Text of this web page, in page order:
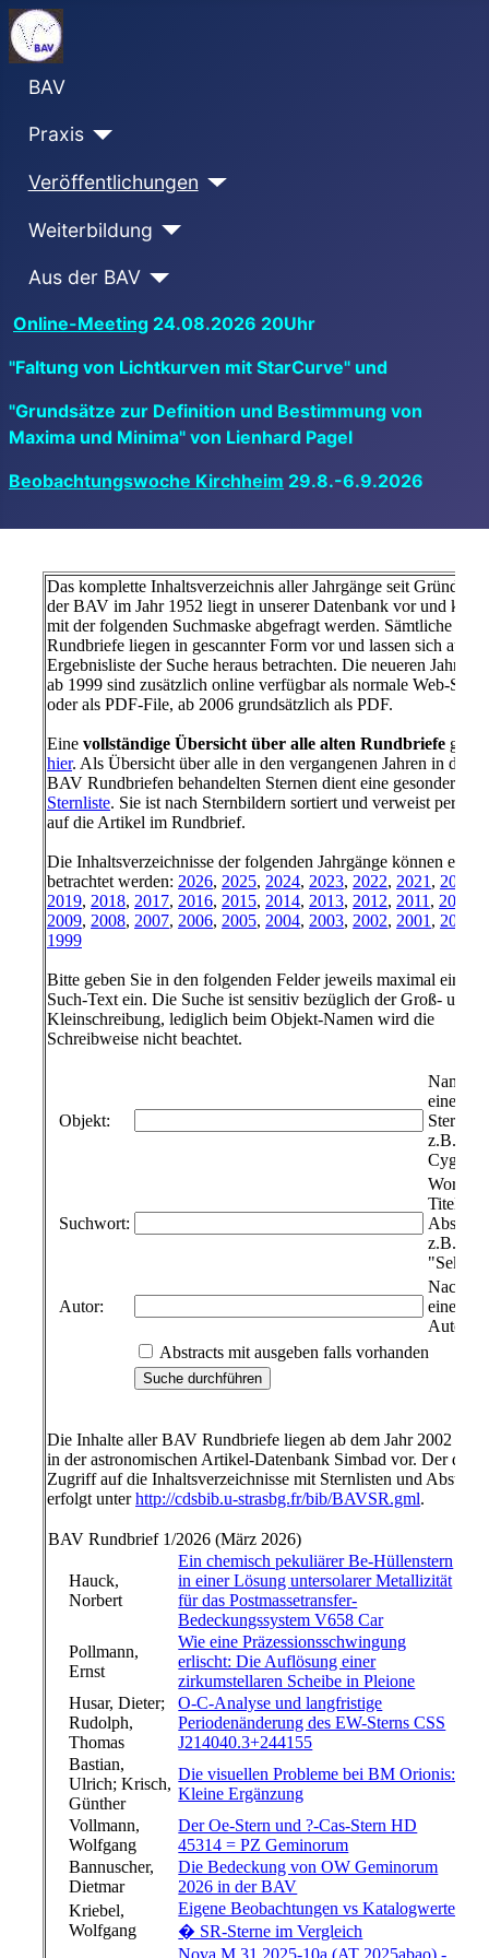
BAV
Praxis
Veröffentlichungen
Weiterbildung
Aus der BAV
Online-Meeting 24.08.2026 20Uhr
"Faltung von Lichtkurven mit StarCurve" und
"Grundsätze zur Definition und Bestimmung von
Maxima und Minima" von Lienhard Pagel
Beobachtungswoche Kirchheim 29.8.-6.9.2026